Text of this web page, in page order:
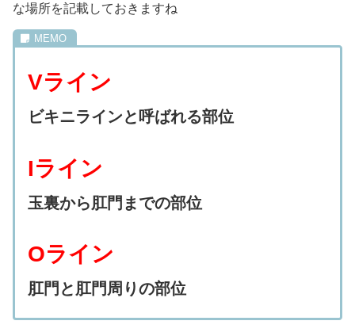
な場所を記載しておきますね
Vライン
ビキニラインと呼ばれる部位
Iライン
玉裏から肛門までの部位
Oライン
肛門と肛門周りの部位